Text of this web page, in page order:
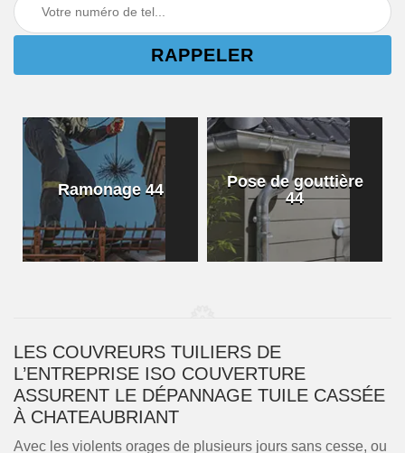
Ramonage 44
Pose de gouttière
44
LES COUVREURS TUILIERS DE
L’ENTREPRISE ISO COUVERTURE
ASSURENT LE DÉPANNAGE TUILE CASSÉE
À CHATEAUBRIANT
Avec les violents orages de plusieurs jours sans cesse, ou